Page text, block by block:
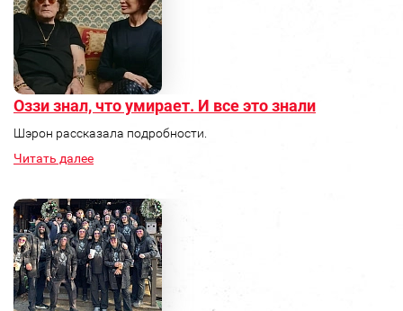
Оззи знал, что умирает. И все это знали
Шэрон рассказала подробности.
Читать далее